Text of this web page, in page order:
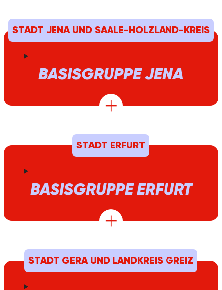
STADT JENA UND SAALE-HOLZLAND-KREIS
BASISGRUPPE JENA
STADT ERFURT
BASISGRUPPE ERFURT
STADT GERA UND LANDKREIS GREIZ